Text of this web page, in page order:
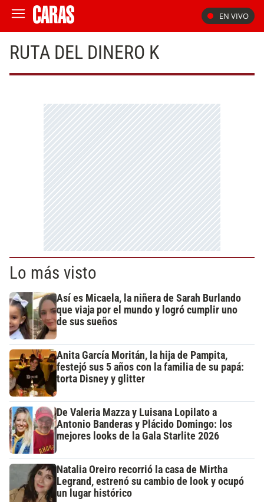
EN VIVO
RUTA DEL DINERO K
Lo más visto
Así es Micaela, la niñera de Sarah Burlando
que viaja por el mundo y logró cumplir uno
de sus sueños
Anita García Moritán, la hija de Pampita,
festejó sus 5 años con la familia de su papá:
torta Disney y glitter
De Valeria Mazza y Luisana Lopilato a
Antonio Banderas y Plácido Domingo: los
mejores looks de la Gala Starlite 2026
Natalia Oreiro recorrió la casa de Mirtha
Legrand, estrenó su cambio de look y ocupó
un lugar histórico